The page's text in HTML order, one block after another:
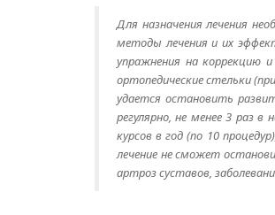
Для назначения лечения
методы лечения и их
упражнения на коррекцию
ортопедические стельки
удается остановить
регулярно, не менее 3 раз
курсов в год (по 10
лечение не сможет
артроз суставов,